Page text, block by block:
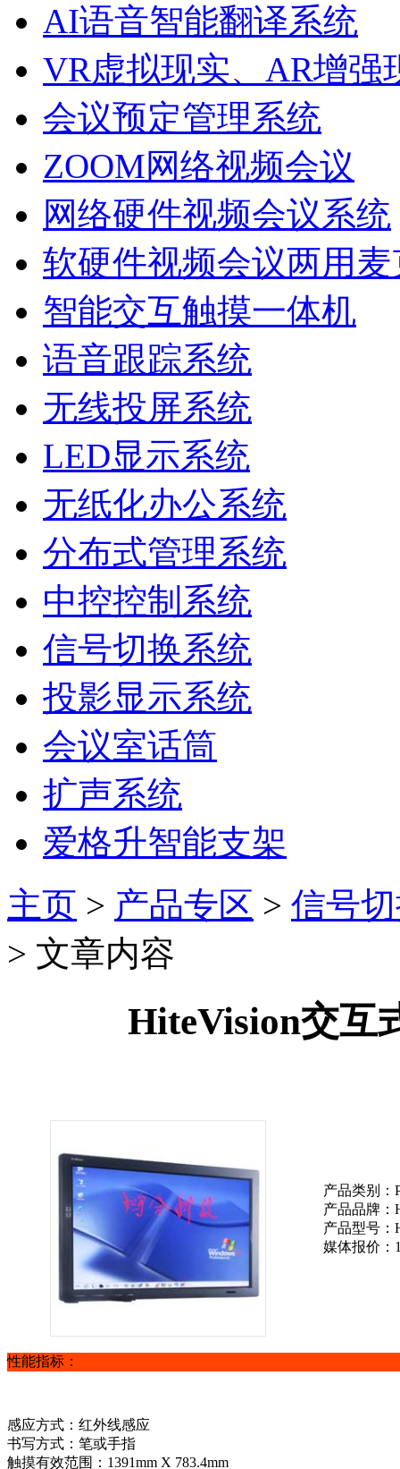
AI语音智能翻译系统
VR虚拟现实、AR增强
会议预定管理系统
ZOOM网络视频会议
网络硬件视频会议系统
软硬件视频会议两用麦
智能交互触摸一体机
语音跟踪系统
无线投屏系统
LED显示系统
无纸化办公系统
分布式管理系统
中控控制系统
信号切换系统
投影显示系统
会议室话筒
扩声系统
爱格升智能支架
主页 > 产品专区 > 信号
> 文章内容
HiteVision交互
产品类别：
产品品牌：
产品型号：
媒体报价：
性能指标：
感应方式：红外线感应
书写方式：笔或手指
触摸有效范围：1391mm X 783.4mm